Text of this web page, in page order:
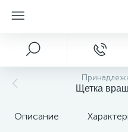
Щетка
Описание